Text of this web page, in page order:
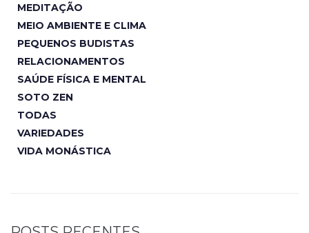
MEDITAÇÃO
MEIO AMBIENTE E CLIMA
PEQUENOS BUDISTAS
RELACIONAMENTOS
SAÚDE FÍSICA E MENTAL
SOTO ZEN
TODAS
VARIEDADES
VIDA MONÁSTICA